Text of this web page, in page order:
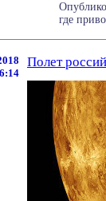
где
Полет